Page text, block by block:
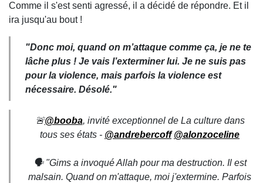
Comme il s'est senti agressé, il a décidé de répondre. Et il
ira jusqu'au bout !
"Donc moi, quand on m’attaque comme ça, je ne te
lâche plus ! Je vais l’exterminer lui. Je ne suis pas
pour la violence, mais parfois la violence est
nécessaire. Désolé."
🚨@booba, invité exceptionnel de La culture dans
tous ses états - @andrebercoff @alonzoceline
🗣️ "Gims a invoqué Allah pour ma destruction. Il est
malsain. Quand on m'attaque, moi j'extermine. Parfois